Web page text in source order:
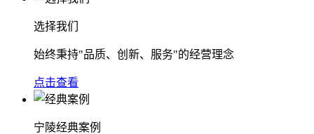
选择我们
始终秉持"品质、创新、服务"的经营理念
点击查看
宁陵经典案例